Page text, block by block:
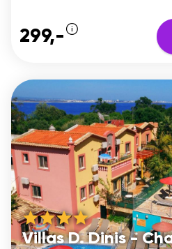
299,-
Villas D. Dinis -